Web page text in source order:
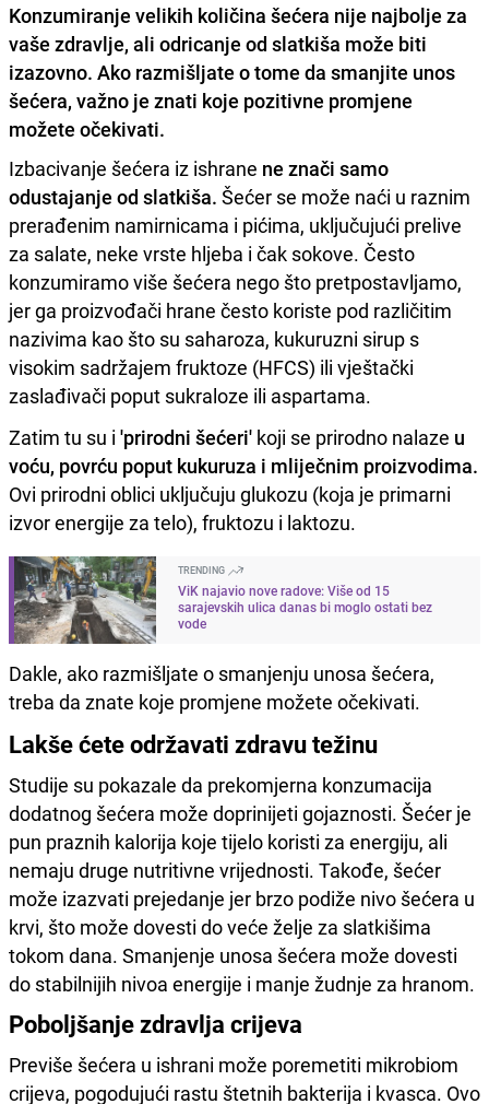
Konzumiranje velikih količina šećera nije najbolje za
vaše zdravlje, ali odricanje od slatkiša može biti
izazovno. Ako razmišljate o tome da smanjite unos
šećera, važno je znati koje pozitivne promjene
možete očekivati.
Izbacivanje šećera iz ishrane ne znači samo
odustajanje od slatkiša. Šećer se može naći u raznim
prerađenim namirnicama i pićima, uključujući prelive
za salate, neke vrste hljeba i čak sokove. Često
konzumiramo više šećera nego što pretpostavljamo,
jer ga proizvođači hrane često koriste pod različitim
nazivima kao što su saharoza, kukuruzni sirup s
visokim sadržajem fruktoze (HFCS) ili vještački
zaslađivači poput sukraloze ili aspartama.
Zatim tu su i 'prirodni šećeri' koji se prirodno nalaze u
voću, povrću poput kukuruza i mliječnim proizvodima.
Ovi prirodni oblici uključuju glukozu (koja je primarni
izvor energije za telo), fruktozu i laktozu.
TRENDING
ViK najavio nove radove: Više od 15
sarajevskih ulica danas bi moglo ostati bez
vode
Dakle, ako razmišljate o smanjenju unosa šećera,
treba da znate koje promjene možete očekivati.
Lakše ćete održavati zdravu težinu
Studije su pokazale da prekomjerna konzumacija
dodatnog šećera može doprinijeti gojaznosti. Šećer je
pun praznih kalorija koje tijelo koristi za energiju, ali
nemaju druge nutritivne vrijednosti. Takođe, šećer
može izazvati prejedanje jer brzo podiže nivo šećera u
krvi, što može dovesti do veće želje za slatkišima
tokom dana. Smanjenje unosa šećera može dovesti
do stabilnijih nivoa energije i manje žudnje za hranom.
Poboljšanje zdravlja crijeva
Previše šećera u ishrani može poremetiti mikrobiom
crijeva, pogodujući rastu štetnih bakterija i kvasca. Ovo